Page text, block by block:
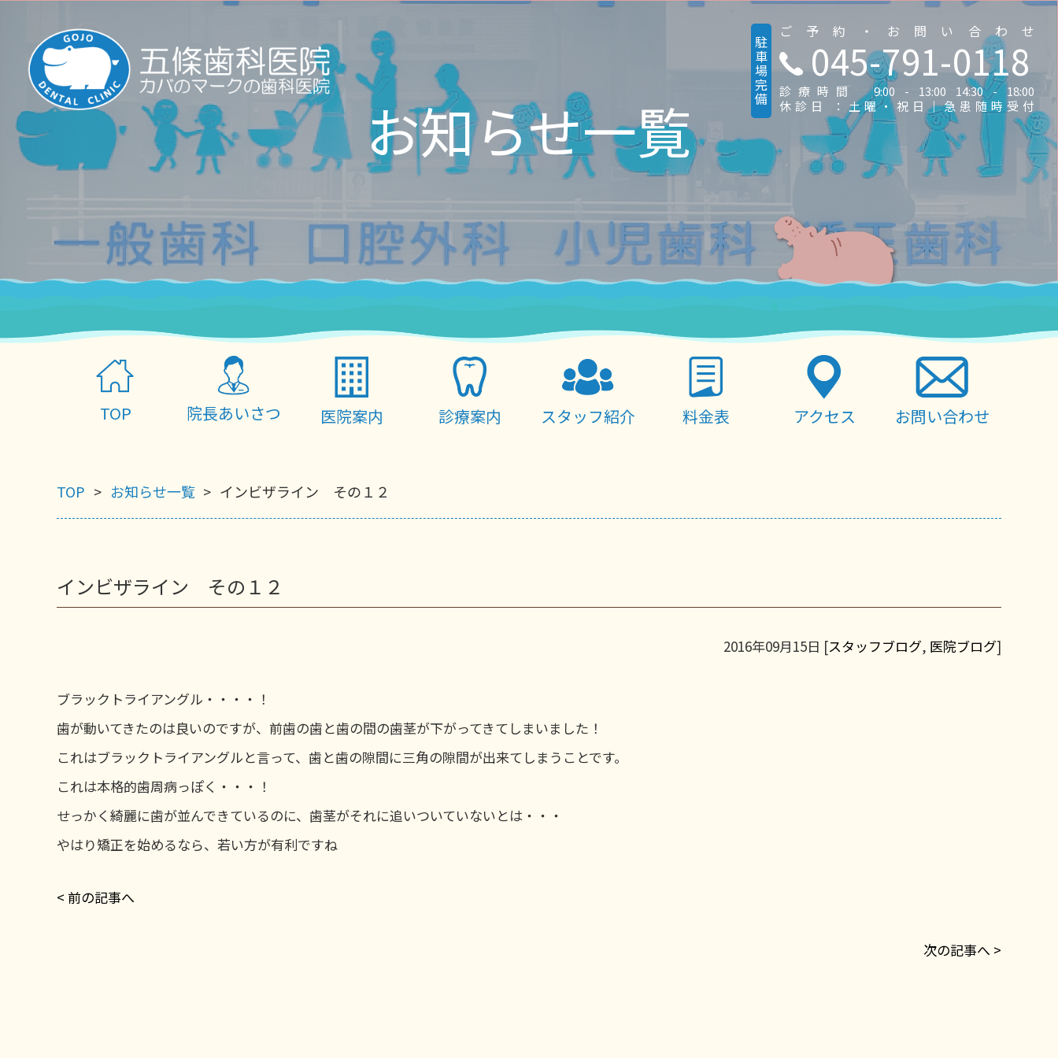
駐車場完備
ご予約・お問い合わせ
045-791-0118
診療時間 9:00 - 13:00 14:30 - 18:00
休診日 ：土曜・祝日｜急患随時受付
お知らせ一覧
TOP 院長あいさつ 医院案内 診療案内 スタッフ紹介 料金表 アクセス お問い合わせ
TOP お知らせ一覧 インビザライン その１２
インビザライン その１２
2016年09月15日 [スタッフブログ, 医院ブログ]
ブラックトライアングル・・・・！
歯が動いてきたのは良いのですが、前歯の歯と歯の間の歯茎が下がってきてしまいました！
これはブラックトライアングルと言って、歯と歯の隙間に三角の隙間が出来てしまうことです。
これは本格的歯周病っぽく・・・！
せっかく綺麗に歯が並んできているのに、歯茎がそれに追いついていないとは・・・
やはり矯正を始めるなら、若い方が有利ですね
< 前の記事へ
次の記事へ >